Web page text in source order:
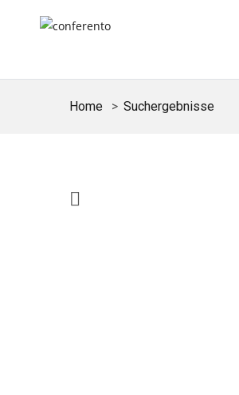
Home Suchergebnisse